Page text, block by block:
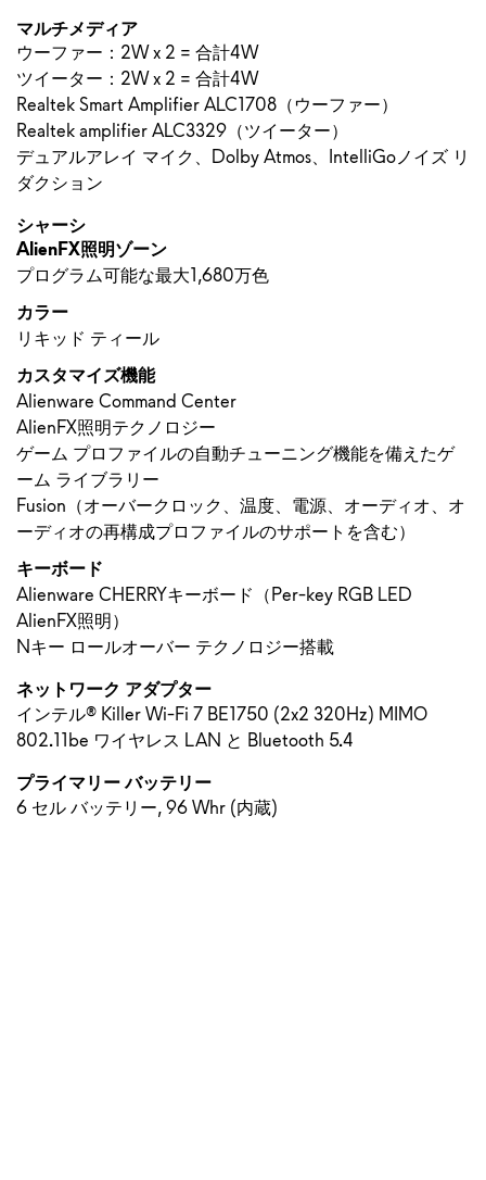
マルチメディア
ウーファー：2W x 2 = 合計4W
ツイーター：2W x 2 = 合計4W
Realtek Smart Amplifier ALC1708（ウーファー）
Realtek amplifier ALC3329（ツイーター）
デュアルアレイ マイク、Dolby Atmos、IntelliGoノイズ リ
ダクション
シャーシ
AlienFX照明ゾーン
プログラム可能な最大1,680万色
カラー
リキッド ティール
カスタマイズ機能
Alienware Command Center
AlienFX照明テクノロジー
ゲーム プロファイルの自動チューニング機能を備えたゲ
ーム ライブラリー
Fusion（オーバークロック、温度、電源、オーディオ、オ
ーディオの再構成プロファイルのサポートを含む）
キーボード
Alienware CHERRYキーボード（Per-key RGB LED
AlienFX照明）
Nキー ロールオーバー テクノロジー搭載
ネットワーク アダプター
インテル® Killer Wi-Fi 7 BE1750 (2x2 320Hz) MIMO
802.11be ワイヤレス LAN と Bluetooth 5.4
プライマリー バッテリー
6 セル バッテリー, 96 Whr (内蔵)